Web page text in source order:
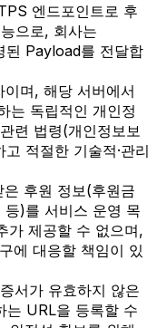
엔드포인트로 후
으로, 회사는
Payload를 전달합
며, 해당 서버에서
는 독립적인 개인정
련 법령(개인정보보
적절한 기술적·관리
후원 정보(후원금
)를 서비스 운영 목
가 제공할 수 없으며,
에 대응할 책임이 있
서가 유효하지 않은
는 URL을 등록할 수